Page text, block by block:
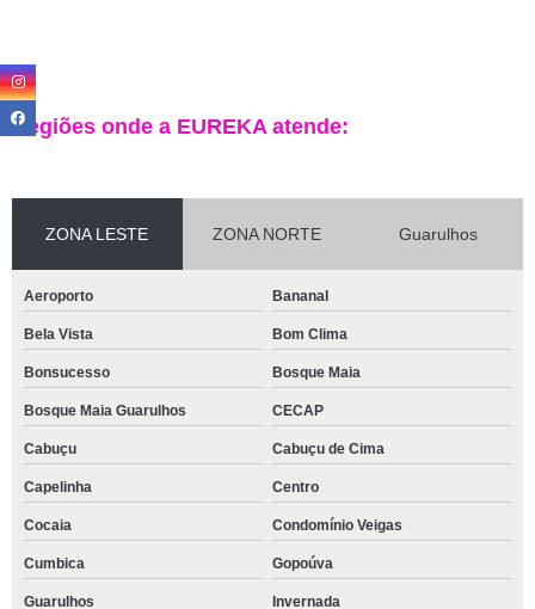
Regiões onde a EUREKA atende:
ZONA LESTE ZONA NORTE Guarulhos
Aeroporto Bananal
Bela Vista Bom Clima
Bonsucesso Bosque Maia
Bosque Maia Guarulhos CECAP
Cabuçu Cabuçu de Cima
Capelinha Centro
Cocaia Condomínio Veigas
Cumbica Gopoúva
Guarulhos Invernada